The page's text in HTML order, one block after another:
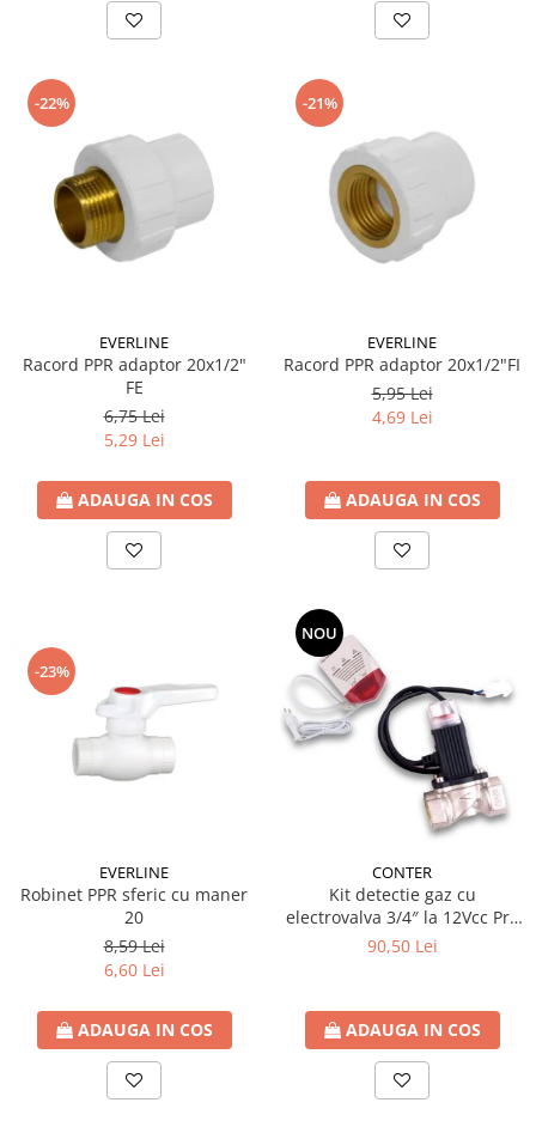
-22%
EVERLINE
Racord PPR adaptor 20x1/2"
FE
6,75 Lei
5,29 Lei
ADAUGA IN COS
-21%
EVERLINE
Racord PPR adaptor 20x1/2"FI
5,95 Lei
4,69 Lei
ADAUGA IN COS
-23%
EVERLINE
Robinet PPR sferic cu maner
20
8,59 Lei
6,60 Lei
ADAUGA IN COS
NOU
CONTER
Kit detectie gaz cu
electrovalva 3/4″ la 12Vcc Pro
Detect
90,50 Lei
ADAUGA IN COS